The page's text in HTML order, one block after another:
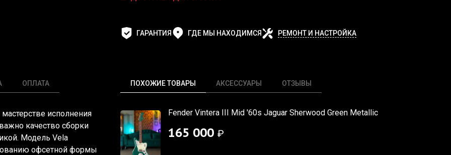
ГАРАНТИЯ ГДЕ МЫ НАХОДИМСЯ РЕМОНТ И НАСТРОЙКА
ОПЛАТА
исполнения
качество сборки
Модель Vela
офсетной формы
ПОХОЖИЕ ТОВАРЫ АКСЕССУАРЫ ОТЗЫВЫ
Fender Vintera III Mid '60s Jaguar Sherwood Green Metallic
165 000 ₽